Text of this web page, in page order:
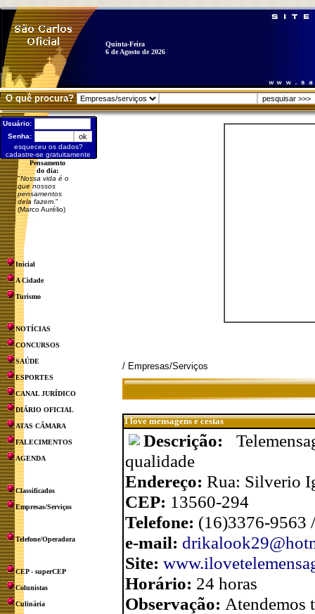
Quinta-Feira
6 de Agosto de 2026
O quê procura?
Usuário:
Senha:
esqueceu os dados?
cadastre-se gratuitamente
Pensamento
do dia:
"Nossa vida é o
que nossos
pensamentos
dela fazem. "
(Marco Aurélio)
Inicial
A Cidade
Turismo
NOTÍCIAS
CONCURSOS
SAÚDE
ESPORTES
CANAL JURÍDICO
DIÁRIO OFICIAL
ATAS CÂMARA
FALECIMENTOS
AGENDA
Classificados
Empresas/Serviços
Telefone/Operadora
CEP - superCEP
Colunistas
Culinária
/ Empresas/Serviços
I love mensagens e cestas
Descrição:
qualidade
Endereço: Rua: Silverio
CEP: 13560-294
Telefone: (16)3376-9563
e-mail:
Site:
Horário: 24 horas
Observação: Atendemos